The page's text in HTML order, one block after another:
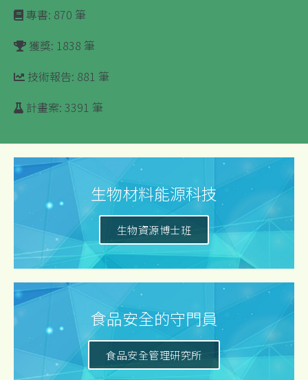
專書: 870 筆
獲獎: 1838 筆
技術報告: 881 筆
計畫案: 3391 筆
生物材料能源科技
生物資源博士班
食品安全的守門員
食品安全管理研究所